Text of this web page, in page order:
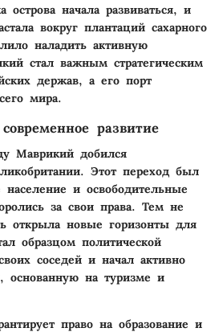
начала развиваться, и
вокруг плантаций сахарного
наладить активную
стал важным стратегическим
держав, а его порт
мира.
развитие
Маврикий добился
Этот переход был
и освободительные
за свои права. Тем не
открыла новые горизонты для
образцом политической
соседей и начал активно
основанную на туризме и
право на образование и